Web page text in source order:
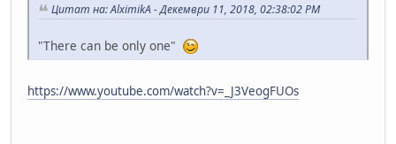
Цитат на: AlximikA - Декември 11, 2018, 02:38:02 PM
"There can be only one"
https://www.youtube.com/watch?v=_J3VeogFUOs